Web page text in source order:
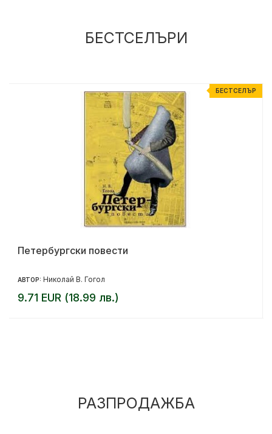
БЕСТСЕЛЪРИ
БЕСТСЕЛЪР
Петербургски повести
АВТОР: Николай В. Гогол
9.71 EUR (18.99 лв.)
РАЗПРОДАЖБА